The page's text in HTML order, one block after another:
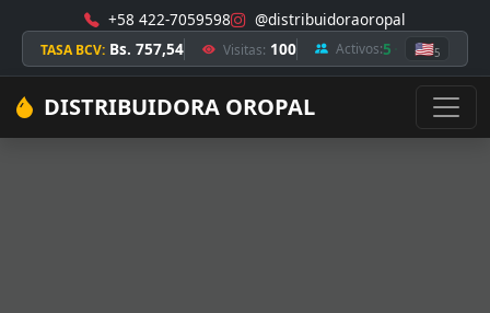
+58 422-7059598 @distribuidoraoropal
TASA BCV: Bs. 757,54 Visitas: 100 Activos:5 🇺🇸5
DISTRIBUIDORA OROPAL